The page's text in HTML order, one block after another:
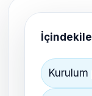
Kurulum